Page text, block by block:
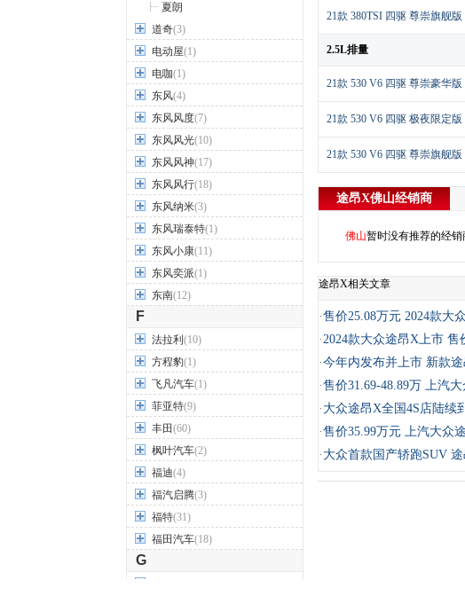
夏朗
道奇(3)
电动屋(1)
电咖(1)
东风(4)
东风风度(7)
东风风光(10)
东风风神(17)
东风风行(18)
东风纳米(3)
东风瑞泰特(1)
东风小康(11)
东风奕派(1)
东南(12)
F
法拉利 (10)
方程豹(1)
飞凡汽车(1)
菲亚特(9)
丰田(60)
枫叶汽车(2)
福迪(4)
福汽启腾(3)
福特(31)
福田汽车(18)
G
21款 380TSI 四驱 尊崇旗舰版
2.5L排量
21款 530 V6 四驱 尊崇豪华版
21款 530 V6 四驱 极夜限定版
21款 530 V6 四驱 尊崇旗舰版
途昂X佛山经销商
佛山暂时没有推荐的经销
途昂X相关文章
·售价25.08万元 2024款大
·2024款大众途昂X上市 售
·今年内发布并上市 新款
·售价31.69-48.89万 上汽
· 大众途昂X全国4S店陆续
·售价35.99万元 上汽大众
· 大众首款国产轿跑SUV